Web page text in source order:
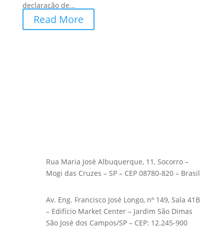
declaração de...
Read More
Rua Maria José Albuquerque, 11, Socorro –
Mogi das Cruzes – SP – CEP 08780-820 – Brasil
Av. Eng. Francisco José Longo, nº 149, Sala 41B
– Edifício Market Center – Jardim São Dimas
São José dos Campos/SP – CEP: 12.245-900